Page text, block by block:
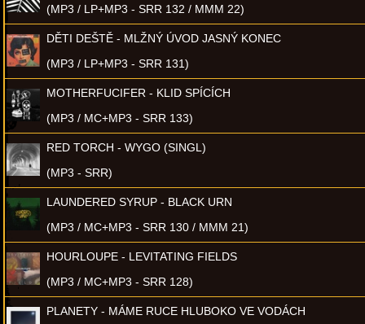
(MP3 / LP+MP3 - SRR 132 / MMM 22)
DĚTI DEŠTĚ - MLŽNÝ ÚVOD JASNÝ KONEC
(MP3 / LP+MP3 - SRR 131)
MOTHERFUCIFER - KLID SPÍCÍCH
(MP3 / MC+MP3 - SRR 133)
RED TORCH - WYGO (SINGL)
(MP3 - SRR)
LAUNDERED SYRUP - BLACK URN
(MP3 / MC+MP3 - SRR 130 / MMM 21)
HOURLOUPE - LEVITATING FIELDS
(MP3 / MC+MP3 - SRR 128)
PLANETY - MÁME RUCE HLUBOKO VE VODÁCH